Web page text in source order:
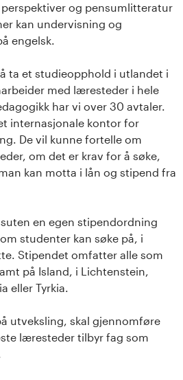
og pensumlitteratur
kan undervisning og
engelsk.
ta et studieopphold i utlandet i
med læresteder i hele
har vi over 30 avtaler.
internasjonale kontor for
De vil kunne fortelle om
om det er krav for å søke,
kan motta i lån og stipend fra
en egen stipendordning
studenter kan søke på, i
Stipendet omfatter alle som
på Island, i Lichtenstein,
eller Tyrkia.
utveksling, skal gjennomføre
læresteder tilbyr fag som